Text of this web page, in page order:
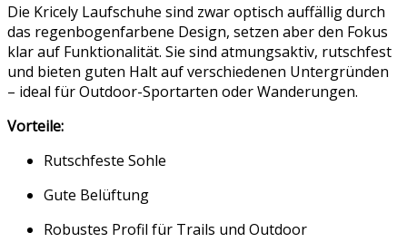
Die Kricely Laufschuhe sind zwar optisch auffällig durch
das regenbogenfarbene Design, setzen aber den Fokus
klar auf Funktionalität. Sie sind atmungsaktiv, rutschfest
und bieten guten Halt auf verschiedenen Untergründen
– ideal für Outdoor-Sportarten oder Wanderungen.
Vorteile:
Rutschfeste Sohle
Gute Belüftung
Robustes Profil für Trails und Outdoor